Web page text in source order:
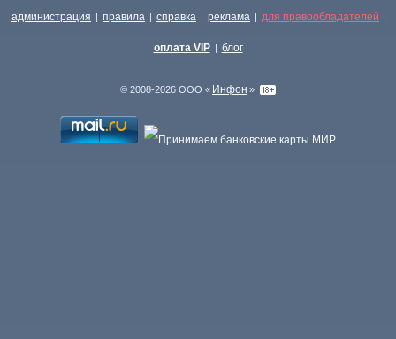
администрация | правила | справка | реклама | для правообладателей |
оплата VIP | блог
© 2008-2026 ООО « Инфон »